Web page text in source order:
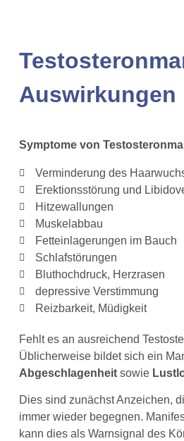
Auswirkungen
Symptome von
Verminderung des
Erektionsstörung und
Hitzewallungen
Muskelabbau
Fetteinlagerungen im Bauch
Schlafstörungen
Bluthochdruck, Herzrasen
depressive Verstimmung
Reizbarkeit, Müdigkeit
Fehlt es an ausreichend
Üblicherweise bildet sich ein
Abgeschlagenheit sowie
Dies sind zunächst Anzeichen,
immer wieder begegnen.
kann dies als Warnsignal des